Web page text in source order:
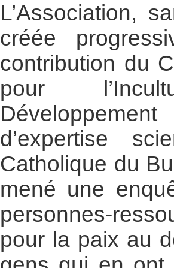
L’Association,
créée
contribution du
pour
d’expertise
Catholique du
mené une
personnes-
pour la paix au